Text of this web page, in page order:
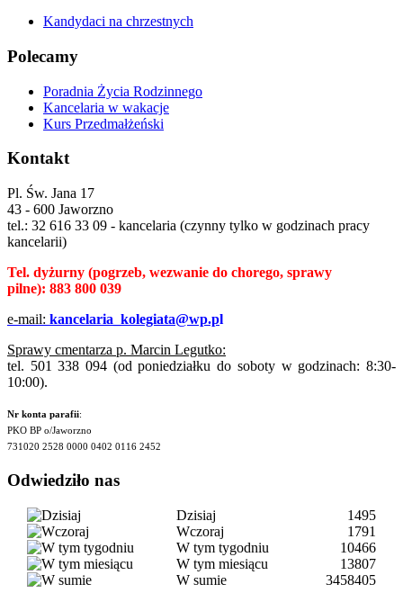
Kandydaci na chrzestnych
Polecamy
Poradnia Życia Rodzinnego
Kancelaria w wakacje
Kurs Przedmałżeński
Kontakt
Pl. Św. Jana 17
43 - 600 Jaworzno
tel.: 32 616 33 09 - kancelaria (czynny tylko w godzinach pracy
kancelarii)
Tel. dyżurny (pogrzeb, wezwanie do chorego, sprawy
pilne): 883 800 039
e-mail: kancelaria_kolegiata@wp.pl
Sprawy cmentarza p. Marcin Legutko:
tel. 501 338 094 (od poniedziałku do soboty w godzinach: 8:30-
10:00).
Nr konta parafii:
PKO BP o/Jaworzno
731020 2528 0000 0402 0116 2452
Odwiedziło nas
Dzisiaj
1495
Wczoraj
1791
W tym tygodniu
10466
W tym miesiącu
13807
W sumie
3458405